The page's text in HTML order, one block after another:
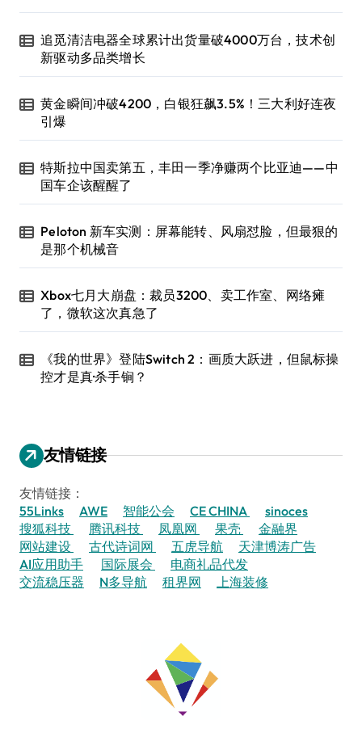
追觅清洁电器全球累计出货量破4000万台，技术创
新驱动多品类增长
黄金瞬间冲破4200，白银狂飙3.5%！三大利好连夜
引爆
特斯拉中国卖第五，丰田一季净赚两个比亚迪——中
国车企该醒醒了
Peloton 新车实测：屏幕能转、风扇怼脸，但最狠的
是那个机械音
Xbox七月大崩盘：裁员3200、卖工作室、网络瘫
了，微软这次真急了
《我的世界》登陆Switch 2：画质大跃进，但鼠标操
控才是真·杀手锏？
友情链接
友情链接：
55Links
AWE 智能公会 CE CHINA
sinoces
搜狐科技
腾讯科技 凤凰网 果壳
金融界
网站建设
古代诗词网 五虎导航
天津博涛广告
AI应用助手
国际展会
电商礼品代发
交流稳压器
N多导航 租界网 上海装修